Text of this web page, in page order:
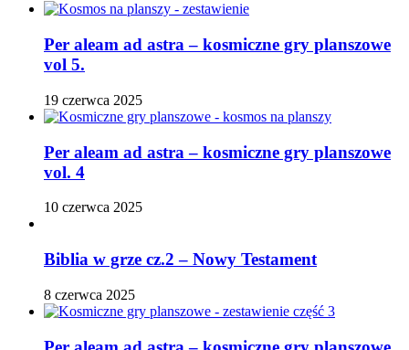
Per aleam ad astra – kosmiczne gry planszowe
vol 5.
19 czerwca 2025
Per aleam ad astra – kosmiczne gry planszowe
vol. 4
10 czerwca 2025
Biblia w grze cz.2 – Nowy Testament
8 czerwca 2025